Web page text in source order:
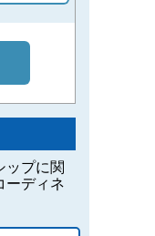
ップに関
ーディネ